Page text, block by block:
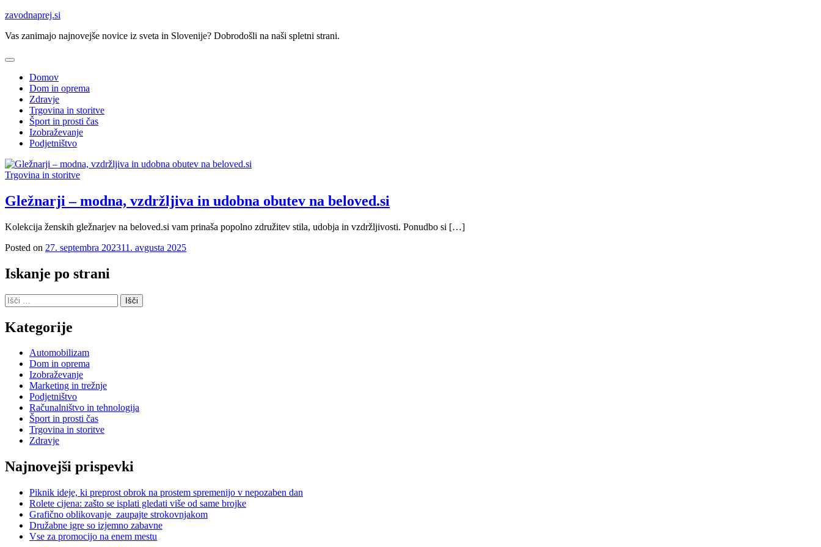
Skip
content
zavodnaprej.si
Vas zanimajo najnovejše novice iz sveta in Slovenije? Dobrodošli na naši spletni strani.
Domov
Dom in oprema
Zdravje
Trgovina in storitve
Šport in prosti čas
Izobraževanje
Podjetništvo
Trgovina in storitve
Gležnarji – modna, vzdržljiva in udobna obutev na beloved.si
Kolekcija ženskih gležnarjev na beloved.si vam prinaša popolno združitev stila, udobja in vzdržljivosti. Ponudbo si […]
Posted on 27. septembra 202311. avgusta 2025
Iskanje po strani
Išči:
Kategorije
Automobilizam
Dom in oprema
Izobraževanje
Marketing in trežnje
Podjetništvo
Računalništvo in tehnologija
Šport in prosti čas
Trgovina in storitve
Zdravje
Najnovejši prispevki
Piknik ideje, ki preprost obrok na prostem spremenijo v nepozaben dan
Rolete cijena: zašto se isplati gledati više od same brojke
Grafično oblikovanje zaupajte strokovnjakom
Družabne igre so izjemno zabavne
Vse za promocijo na enem mestu